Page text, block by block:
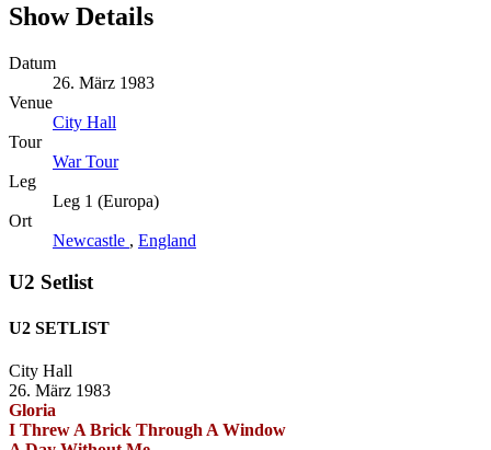
Show Details
Datum
26. März 1983
Venue
City Hall
Tour
War Tour
Leg
Leg 1 (Europa)
Ort
Newcastle , England
U2 Setlist
U2 SETLIST
City Hall
26. März 1983
Gloria
I Threw A Brick Through A Window